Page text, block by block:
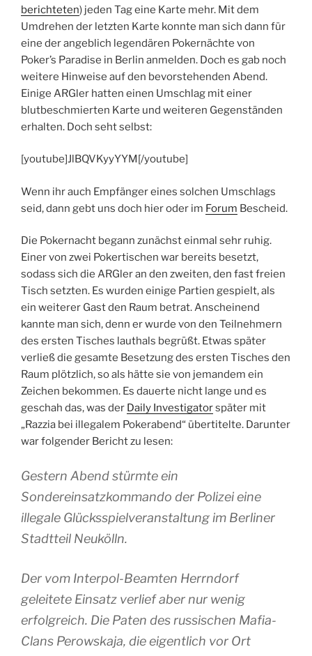
berichteten) jeden Tag eine Karte mehr. Mit dem
Umdrehen der letzten Karte konnte man sich dann für
eine der angeblich legendären Pokernächte von
Poker’s Paradise in Berlin anmelden. Doch es gab noch
weitere Hinweise auf den bevorstehenden Abend.
Einige ARGler hatten einen Umschlag mit einer
blutbeschmierten Karte und weiteren Gegenständen
erhalten. Doch seht selbst:
[youtube]JlBQVKyyYYM[/youtube]
Wenn ihr auch Empfänger eines solchen Umschlags
seid, dann gebt uns doch hier oder im Forum Bescheid.
Die Pokernacht begann zunächst einmal sehr ruhig.
Einer von zwei Pokertischen war bereits besetzt,
sodass sich die ARGler an den zweiten, den fast freien
Tisch setzten. Es wurden einige Partien gespielt, als
ein weiterer Gast den Raum betrat. Anscheinend
kannte man sich, denn er wurde von den Teilnehmern
des ersten Tisches lauthals begrüßt. Etwas später
verließ die gesamte Besetzung des ersten Tisches den
Raum plötzlich, so als hätte sie von jemandem ein
Zeichen bekommen. Es dauerte nicht lange und es
geschah das, was der Daily Investigatorspäter mit
„Razzia bei illegalem Pokerabend“ übertitelte. Darunter
war folgender Bericht zu lesen:
Gestern Abend stürmte ein
Sondereinsatzkommando der Polizei eine
illegale Glücksspielveranstaltung im Berliner
Stadtteil Neukölln.
Der vom Interpol-Beamten Herrndorf
geleitete Einsatz verlief aber nur wenig
erfolgreich. Die Paten des russischen Mafia-
Clans Perowskaja, die eigentlich vor Ort